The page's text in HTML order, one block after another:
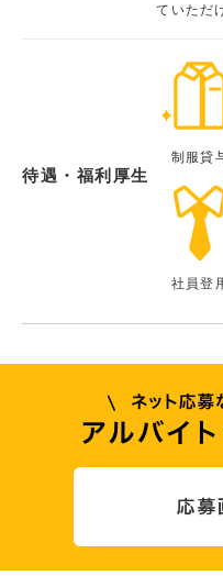
ていただ
待遇・福利厚生
制服貸
社員登